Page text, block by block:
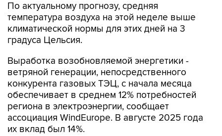
По актуальному прогнозу, средняя
температура воздуха на этой неделе выше
климатической нормы для этих дней на 3
градуса Цельсия.
Выработка возобновляемой энергетики -
ветряной генерации, непосредственного
конкурента газовых ТЭЦ, с начала месяца
обеспечивает в среднем 12% потребностей
региона в электроэнергии, сообщает
ассоциация WindEurope. В августе 2025 года
их вклад был 14%.